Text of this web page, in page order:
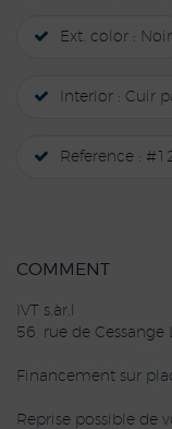
Ext. color : Noir
Interior : Cuir
Reference :
COMMENT
IVT s.àr.l
56, rue de
Financement sur
Reprise possible de